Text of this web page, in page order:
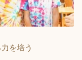
を培う